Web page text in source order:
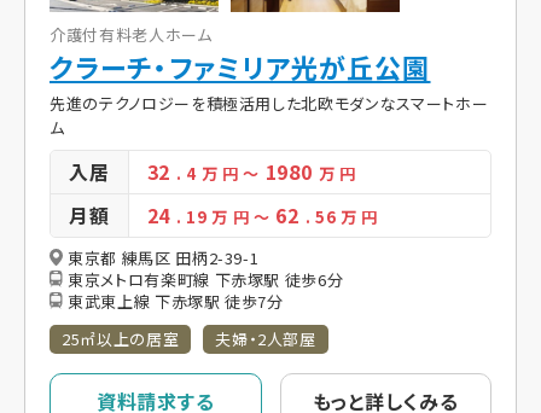
介護付有料老人ホーム
クラーチ・ファミリア光が丘公園
先進のテクノロジーを積極活用した北欧モダンなスマートホー
ム
入居 32 . 4 万 円～ 1980 万 円
月額 24 . 19万 円 ～ 62 . 56 万 円
東京都 練馬区 田柄2-39-1
東京メトロ有楽町線 下赤塚駅 徒歩6分
東武東上線 下赤塚駅 徒歩7分
25㎡以上の居室
夫婦・2人部屋
資料請求する もっと詳しくみる